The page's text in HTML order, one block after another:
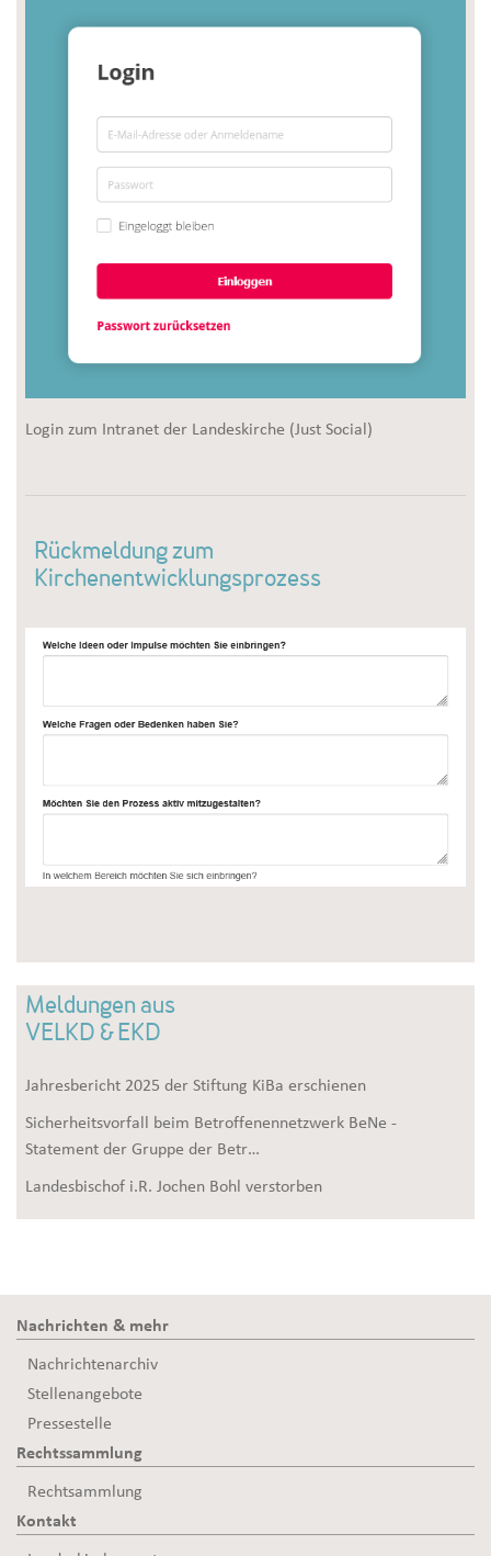
Login zum Intranet der Landeskirche (Just Social)
Rückmeldung zum
Kirchenentwicklungsprozess
Meldungen aus
VELKD & EKD
Jahresbericht 2025 der Stiftung KiBa erschienen
Sicherheitsvorfall beim Betroffenennetzwerk BeNe -
Statement der Gruppe der Betr…
Landesbischof i.R. Jochen Bohl verstorben
Nachrichten & mehr
Nachrichtenarchiv
Stellenangebote
Pressestelle
Rechtssammlung
Rechtsammlung
Kontakt